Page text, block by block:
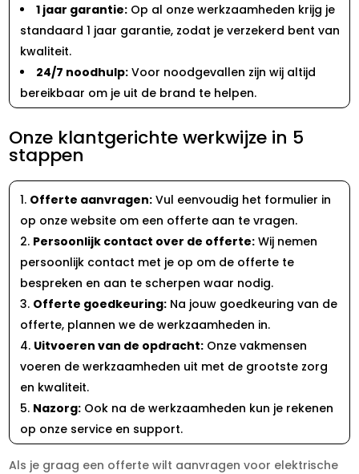
1 jaar garantie: Op al onze werkzaamheden krijg je
standaard 1 jaar garantie, zodat je verzekerd bent van
kwaliteit.
24/7 noodhulp: Voor noodgevallen zijn wij altijd
bereikbaar om je uit de brand te helpen.
Onze klantgerichte werkwijze in 5
stappen
Offerte aanvragen: Vul eenvoudig het formulier in
op onze website om een offerte aan te vragen.
Persoonlijk contact over de offerte: Wij nemen
persoonlijk contact met je op om de offerte te
bespreken en aan te scherpen waar nodig.
Offerte goedkeuring: Na jouw goedkeuring van de
offerte, plannen we de werkzaamheden in.
Uitvoeren van de opdracht: Onze vakmensen
voeren de werkzaamheden uit met de grootste zorg
en kwaliteit.
Nazorg: Ook na de werkzaamheden kun je rekenen
op onze service en support.
Als je graag een offerte wilt aanvragen voor elektrische